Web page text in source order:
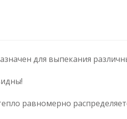
для выпекания
равномерно